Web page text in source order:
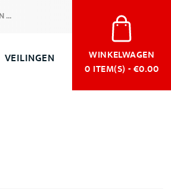
...
VEILINGEN
WINKELWAGEN
0 ITEM(S) - €0.00